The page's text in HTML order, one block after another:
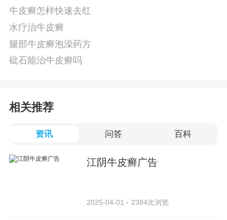
牛皮癣怎样快速去红
水疗治牛皮癣
腿部牛皮癣泡澡药方
砒石能治牛皮癣吗
相关推荐
资讯 问答 百科
江阴牛皮癣广告
2025-04-01 2384次浏览